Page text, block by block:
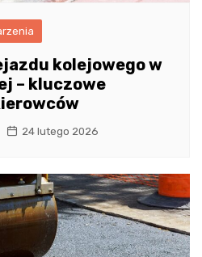
kolejowego w
– kluczowe
24 lutego 2026